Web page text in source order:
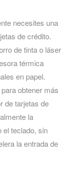
necesites una
de crédito.
de tinta o láser
térmica
en papel.
obtener más
de tarjetas de
la
el teclado, sin
la entrada de